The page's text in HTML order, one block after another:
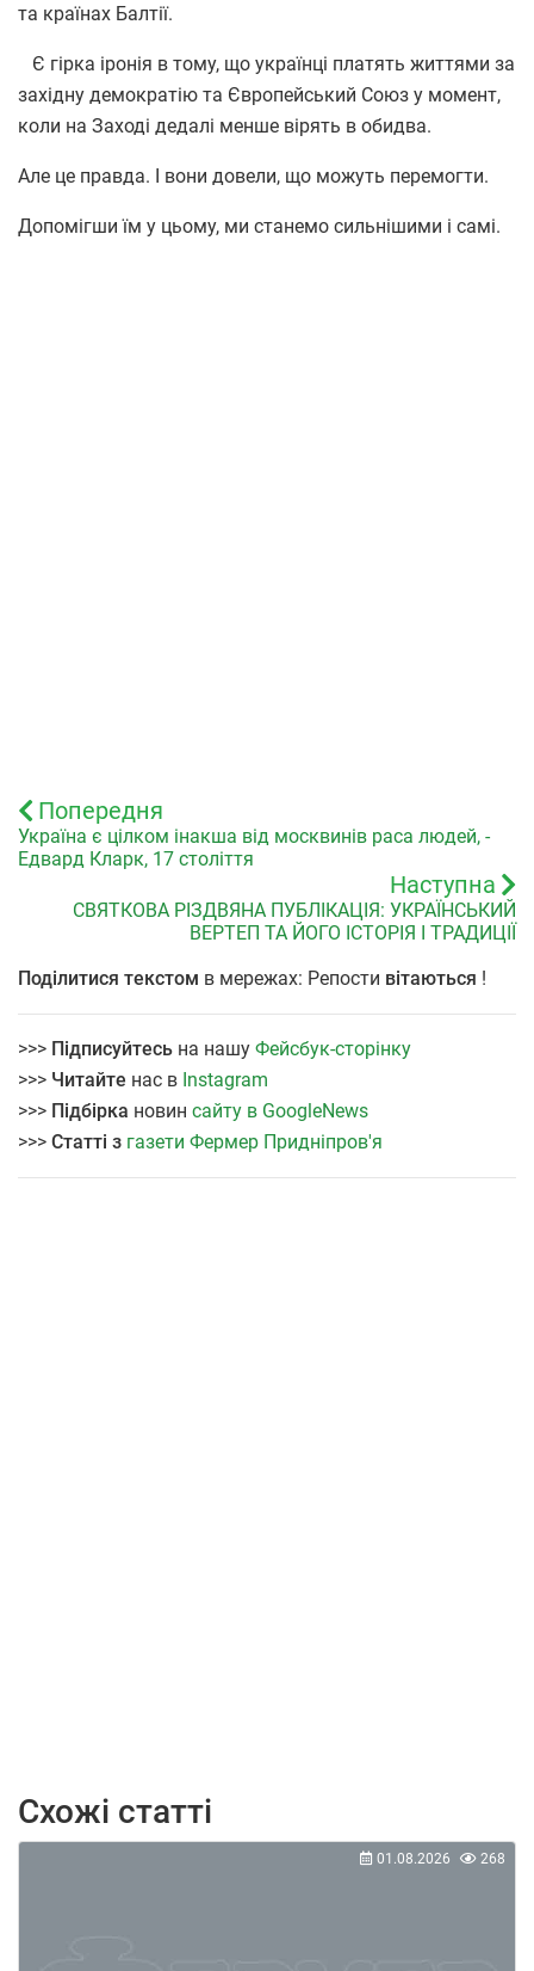
та країнах Балтії.
Є гірка іронія в тому, що українці платять життями за
західну демократію та Європейський Союз у момент,
коли на Заході дедалі менше вірять в обидва.
Але це правда. І вони довели, що можуть перемогти.
Допомігши їм у цьому, ми станемо сильнішими і самі.
Попередня
Україна є цілком інакша від москвинів раса людей, -
Едвард Кларк, 17 століття
Наступна
СВЯТКОВА РІЗДВЯНА ПУБЛІКАЦІЯ: УКРАЇНСЬКИЙ
ВЕРТЕП ТА ЙОГО ІСТОРІЯ І ТРАДИЦІЇ
Поділитися текстом в мережах: Репости вітаються !
>>> Підписуйтесь на нашу Фейсбук-сторінку
>>> Читайте нас в Instagram
>>> Підбірка новин сайту в GoogleNews
>>> Статті з газети Фермер Придніпров'я
Схожі статті
01.08.2026 268